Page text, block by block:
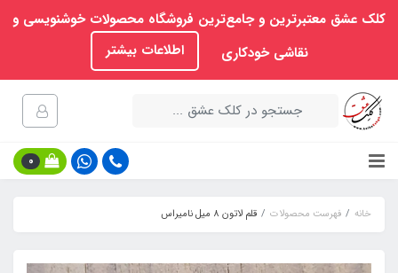
کلک عشق معتبرترین و جامع‌ترین فروشگاه محصولات خوشنویسی و
نقاشی خودکاری
اطلاعات بیشتر
0
خانه فهرست محصولات قلم لاتون 8 میل نامیراس